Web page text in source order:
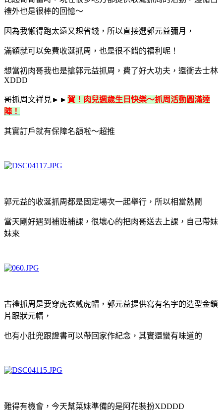
禮外也是很棒的回憶～
因為我懶得跑太遠又想省錢，所以直接選郭元益彌月，
滿額就可以免費收涎抓周，也是很不錯的福利呢！
想當初肉哥我也是搶郭元益抓周，費了好大功夫，還衝去士林
XDDD
哥抓周文祥見►►賀！肉兒週歲生日快樂～抓周活動圓滿達
陣！
其實訂戶就有保障名額啦～超推
郭元益的收涎抓周都是固定場次一起舉行，所以相當熱鬧
當天剛好遇到補班補課，很壞心的把肉哥送去上課，自己帶妹
妹來
古禮抓周是要穿虎衣戴虎帽，郭元益提供寫有名字的造型金鎖
片跟狀元帽，
也有小肚兜跟證書可以帶回家作紀念，其實還蠻有味道的
難得有機會，今天幫菜妹準備的是阿花裝扮XDDDD